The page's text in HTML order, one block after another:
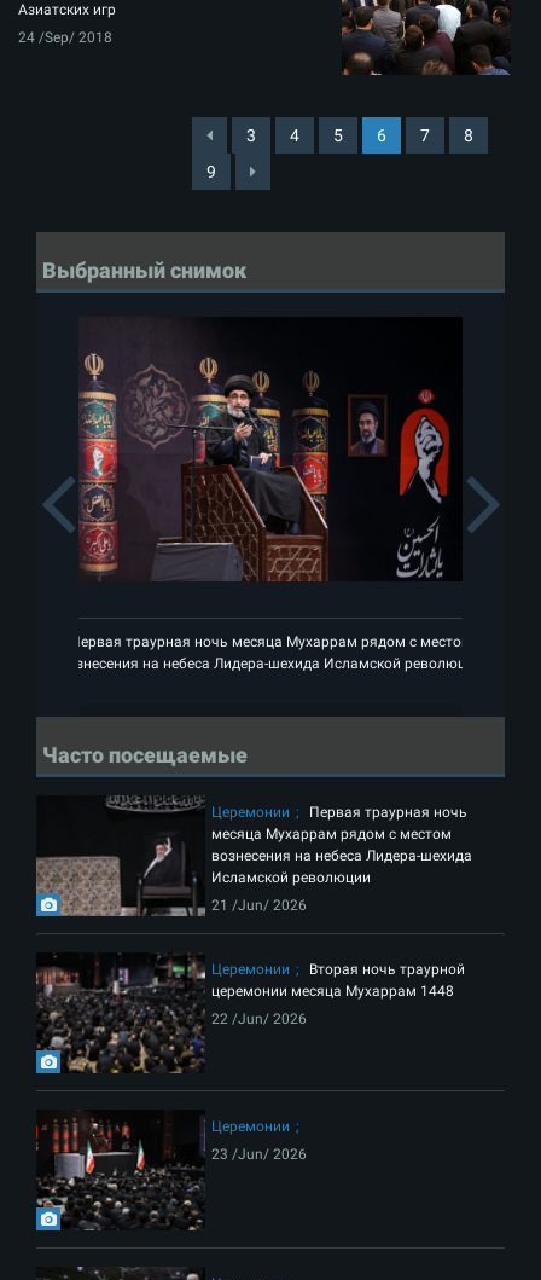
Азиатских игр
24 /Sep/ 2018
3 4 5 6 7
8
9
Выбранный снимок
Первая траурная ночь месяца Мухаррам рядом с местом
вознесения на небеса Лидера-шехида Исламской революции
Previous
Часто посещаемые
Церемонии
Первая траурная ночь
месяца Мухаррам рядом с местом
вознесения на небеса Лидера-шехида
Исламской революции
21 /Jun/ 2026
Церемонии
Вторая ночь траурной
церемонии месяца Мухаррам 1448
22 /Jun/ 2026
Церемонии
23 /Jun/ 2026